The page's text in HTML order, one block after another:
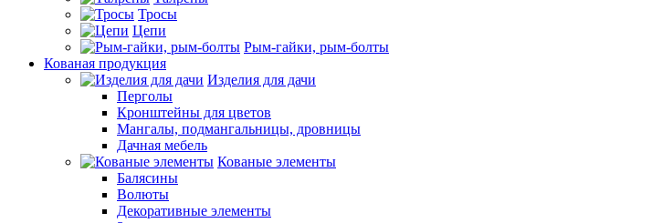
Тросы
Цепи
Рым-гайки, рым-болты
Кованая продукция
Изделия для дачи
Перголы
Кронштейны для цветов
Мангалы, подмангальницы, дровницы
Дачная мебель
Кованые элементы
Балясины
Волюты
Декоративные элементы